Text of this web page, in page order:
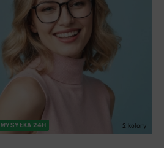
WYSYŁKA 24H 2 kolory